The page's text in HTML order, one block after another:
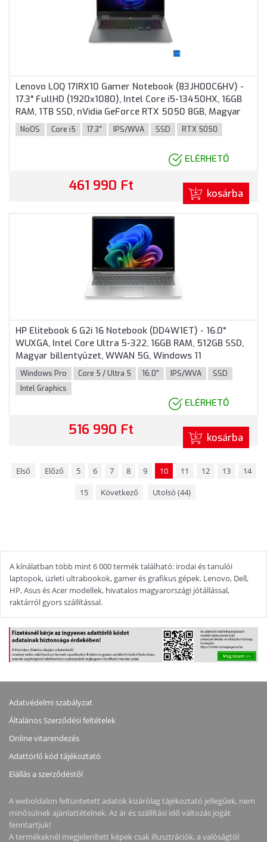
Lenovo LOQ 17IRX10 Gamer Notebook (83JH00C6HV) -
17.3" FullHD (1920x1080), Intel Core i5-13450HX, 16GB
RAM, 1TB SSD, nVidia GeForce RTX 5050 8GB, Magyar
billentyűzet, Operációs rendszer nélkül, 3 év garancia,
Sötétszürke színben
NoOS Core i5 17.3" IPS/WVA SSD RTX 5050
ELÉRHETŐ
461 990 Ft kosárba
HP Elitebook 6 G2i 16 Notebook (DD4W1ET) - 16.0"
WUXGA, Intel Core Ultra 5-322, 16GB RAM, 512GB SSD,
Magyar billentyűzet, WWAN 5G, Windows 11
Professional, 3 év garancia, Ezüst színben
Windows Pro Core 5 / Ultra 5 16.0" IPS/WVA
SSD
Intel Graphics
ELÉRHETŐ
516 990 Ft kosárba
Első Előző 5 6 7 8 9 10 11 12 13
14
15
Következő Utolsó (44)
A kínálatban több mint 6 000 termék található: irodai és tanulói
laptopok, üzleti ultrabookok, gamer és grafikus gépek. Lenovo, Dell,
HP, Asus és Acer modellek, hivatalos magyarországi jótállással,
raktárról gyors szállítással.
Adatvédelmi szabályzat
Általános Szerződési feltételek
Online vitarendezés
Adattörlő kód tájékoztató
Elállás a szerződéstől
A weboldalon feltüntetett adatok kizárólag tájékoztató jellegűek, nem
minősülnek ajánlattételnek. Az ár és szállítási idő változás jogát
fenntartjuk!
A termékeknél megjelenített képek csak illusztrációk, a valóságtól